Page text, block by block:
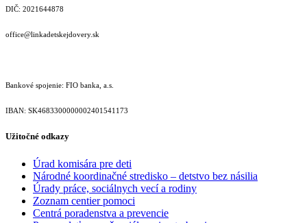
DIČ: 2021644878
office@linkadetskejdovery.sk
Bankové spojenie: FIO banka, a.s.
IBAN: SK46833000000­02401541173
Užitočné odkazy
Úrad komisára pre deti
Národné koordinačné stredisko – detstvo bez násilia
Úrady práce, sociálnych vecí a rodiny
Zoznam centier pomoci
Centrá poradenstva a prevencie